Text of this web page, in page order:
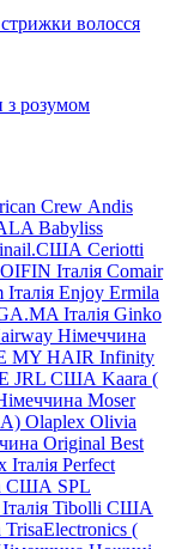
волосся
з розумом
Crew Andis
Babyliss
Ceriotti
Італія Comair
Enjoy Ermila
Італія Ginko
Німеччина
MY HAIR Infinity
JRL США Kaara (
Moser
Olaplex Olivia
Original Best
Італія Perfect
США SPL
Tibolli США
TrisaElectronics (